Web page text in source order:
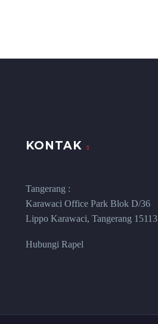
KONTAK
Tangerang :
Karawaci Office Park Blok D/36
Lippo Karawaci, Tangerang 15113
Hubungi Rapel